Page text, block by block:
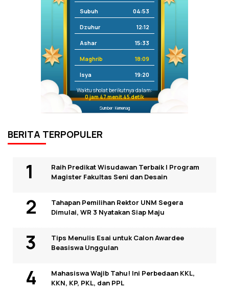
Subuh 04:53
Dzuhur 12:12
Ashar 15:33
Maghrib 18:09
Isya 19:20
Waktu sholat berikutnya dalam:
0 jam 47 menit 45 detik
Sumber: Kemenag
BERITA TERPOPULER
Raih Predikat Wisudawan Terbaik I Program
Magister Fakultas Seni dan Desain
Tahapan Pemilihan Rektor UNM Segera
Dimulai, WR 3 Nyatakan Siap Maju
Tips Menulis Esai untuk Calon Awardee
Beasiswa Unggulan
Mahasiswa Wajib Tahu! Ini Perbedaan KKL,
KKN, KP, PKL, dan PPL